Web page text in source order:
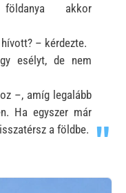
akkor
– kérdezte.
esélyt, de nem
–, amíg legalább
Ha egyszer már
a földbe.